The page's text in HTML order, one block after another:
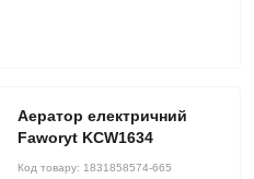
Аератор електричний
Faworyt KCW1634
Код товару: 1831858574-665